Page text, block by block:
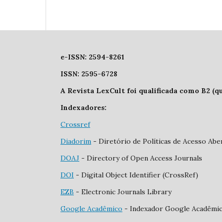
e-ISSN: 2594-8261
ISSN: 2595-6728
A Revista LexCult foi qualificada como B2
Indexadores:
Crossref
Diadorim - Diretório de Políticas de Acesso
DOAJ - Directory of Open Access Journals
DOI - Digital Object Identifier (CrossRef)
EZB - Electronic Journals Library
Google Acadêmico - Indexador Google